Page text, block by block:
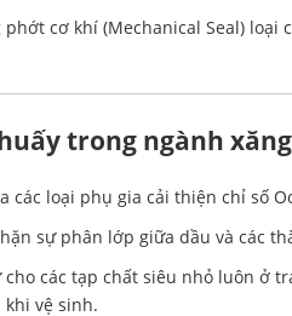
phớt cơ khí (Mechanical Seal)
trong ngành
các loại phụ gia cải thiện chỉ số
sự phân lớp giữa dầu và các
cho các tạp chất siêu nhỏ luôn ở
khi vệ sinh.